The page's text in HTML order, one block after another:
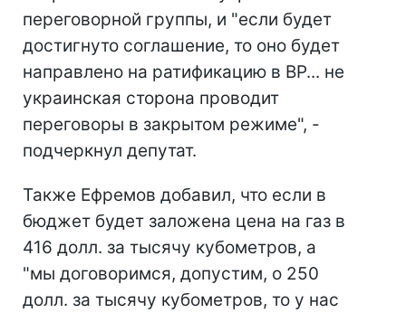
переговорной группы, и "если будет
достигнуто соглашение, то оно будет
направлено на ратификацию в ВР... не
украинская сторона проводит
переговоры в закрытом режиме", -
подчеркнул депутат.
Также Ефремов добавил, что если в
бюджет будет заложена цена на газ в
416 долл. за тысячу кубометров, а
"мы договоримся, допустим, о 250
долл. за тысячу кубометров, то у нас